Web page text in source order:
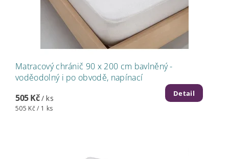
Matracový chránič 90 x 200 cm bavlněný -
voděodolný i po obvodě, napínací
505 Kč/ ks
505 Kč / 1 ks
Detail